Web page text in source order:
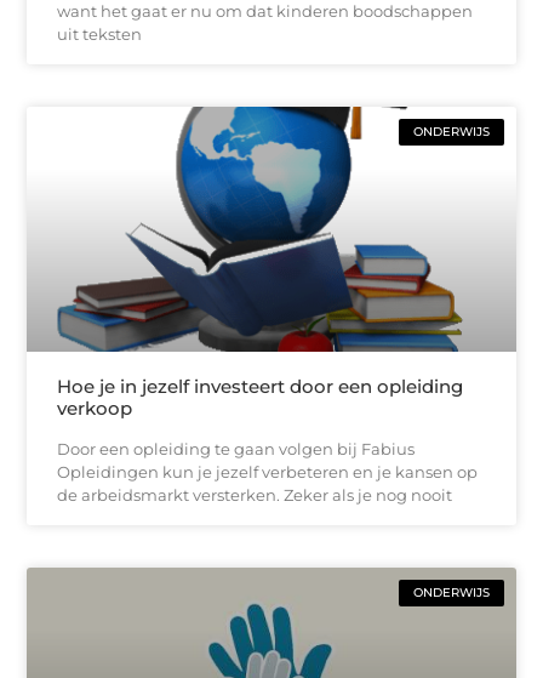
want het gaat er nu om dat kinderen boodschappen
uit teksten
ONDERWIJS
Hoe je in jezelf investeert door een opleiding
verkoop
Door een opleiding te gaan volgen bij Fabius
Opleidingen kun je jezelf verbeteren en je kansen op
de arbeidsmarkt versterken. Zeker als je nog nooit
ONDERWIJS